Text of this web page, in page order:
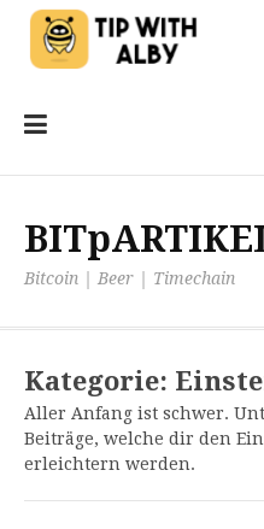
Zum
Inhalt
Bitcoin | Beer | Timechain
Kategorie:
Aller Anfang ist schwer.
Beiträge, welche dir den
erleichtern werden.